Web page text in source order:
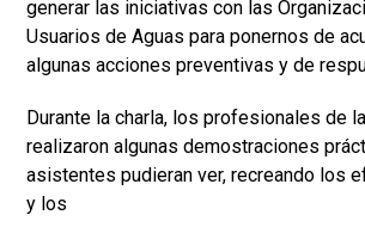
generar las iniciativas con las
Usuarios de Aguas para ponernos de
algunas acciones preventivas y de
Durante la charla, los profesionales de
realizaron algunas demostraciones
asistentes pudieran ver, recreando los
y los